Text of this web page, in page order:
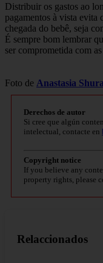
Distribuir os gastos ao
pagamentos à vista evita
chegada do bebê, seja
É sempre bom lembrar
ser comprometida com
Foto de Anastasia
Derechos de autor
Si cree que algún
intelectual, contacte en
Copyright notice
If you believe any
property rights, please
Relaccionados